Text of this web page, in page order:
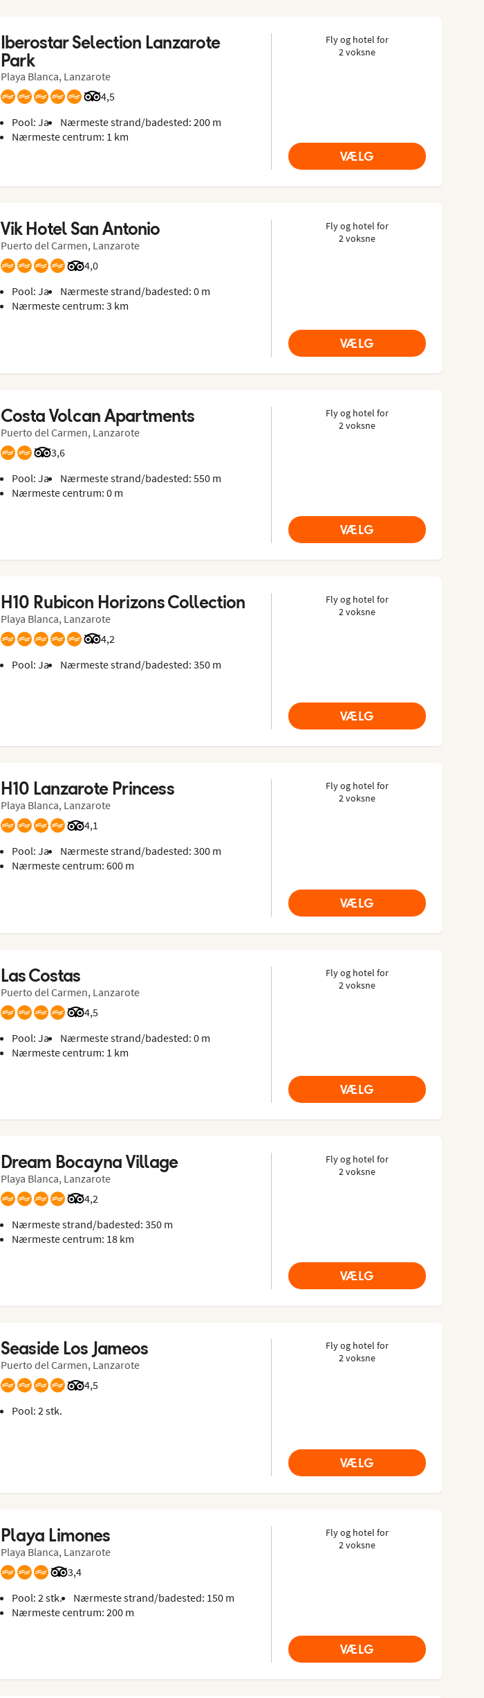
Iberostar Selection Lanzarote
Park
Playa Blanca, Lanzarote
4,5
Bedømmelse fra Tripadvisor: 4.5 of 5
Pool: Ja
Nærmeste strand/badested: 200 m
Nærmeste centrum: 1 km
Fly og hotel for
2 voksne
VÆLG
Vik Hotel San Antonio
Puerto del Carmen, Lanzarote
4,0
Bedømmelse fra Tripadvisor: 4 of 5
Pool: Ja
Nærmeste strand/badested: 0 m
Nærmeste centrum: 3 km
Fly og hotel for
2 voksne
VÆLG
Costa Volcan Apartments
Puerto del Carmen, Lanzarote
3,6
Bedømmelse fra Tripadvisor: 3.6 of 5
Pool: Ja
Nærmeste strand/badested: 550 m
Nærmeste centrum: 0 m
Fly og hotel for
2 voksne
VÆLG
H10 Rubicon Horizons Collection
Playa Blanca, Lanzarote
4,2
Bedømmelse fra Tripadvisor: 4.2 of 5
Pool: Ja
Nærmeste strand/badested: 350 m
Fly og hotel for
2 voksne
VÆLG
H10 Lanzarote Princess
Playa Blanca, Lanzarote
4,1
Bedømmelse fra Tripadvisor: 4.1 of 5
Pool: Ja
Nærmeste strand/badested: 300 m
Nærmeste centrum: 600 m
Fly og hotel for
2 voksne
VÆLG
Las Costas
Puerto del Carmen, Lanzarote
4,5
Bedømmelse fra Tripadvisor: 4.5 of 5
Pool: Ja
Nærmeste strand/badested: 0 m
Nærmeste centrum: 1 km
Fly og hotel for
2 voksne
VÆLG
Dream Bocayna Village
Playa Blanca, Lanzarote
4,2
Bedømmelse fra Tripadvisor: 4.2 of 5
Nærmeste strand/badested: 350 m
Nærmeste centrum: 18 km
Fly og hotel for
2 voksne
VÆLG
Seaside Los Jameos
Puerto del Carmen, Lanzarote
4,5
Bedømmelse fra Tripadvisor: 4.5 of 5
Pool: 2 stk.
Fly og hotel for
2 voksne
VÆLG
Playa Limones
Playa Blanca, Lanzarote
3,4
Bedømmelse fra Tripadvisor: 3.4 of 5
Pool: 2 stk.
Nærmeste strand/badested: 150 m
Nærmeste centrum: 200 m
Fly og hotel for
2 voksne
VÆLG